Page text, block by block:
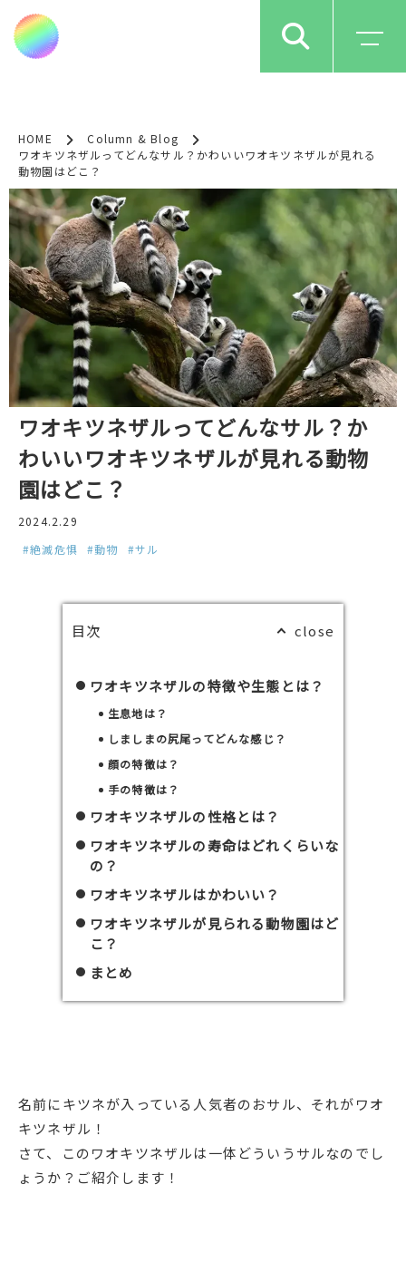
HOME
Column & Blog
ワオキツネザルってどんなサル？かわいいワオキツネザルが見れる
動物園はどこ？
ワオキツネザルってどんなサル？か
わいいワオキツネザルが見れる動物
園はどこ？
2024.2.29
#絶滅危惧
#動物 #サル
目次
ワオキツネザルの特徴や生態とは？
生息地は？
しましまの尻尾ってどんな感じ？
顔の特徴は？
手の特徴は？
ワオキツネザルの性格とは？
ワオキツネザルの寿命はどれくらいな
の？
ワオキツネザルはかわいい？
ワオキツネザルが見られる動物園はど
こ？
まとめ
名前にキツネが入っている人気者のおサル、それがワオ
キツネザル！
さて、このワオキツネザルは一体どういうサルなのでし
ょうか？ご紹介します！